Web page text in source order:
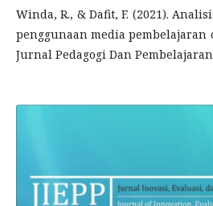
Winda, R., & Dafit, F. (2021).
penggunaan media pembelajaran
Jurnal Pedagogi Dan